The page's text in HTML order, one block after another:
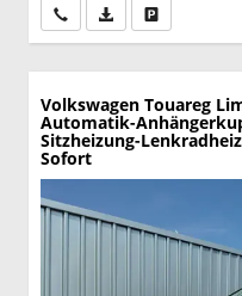
Wir rufen Sie an
PDF-Datei,
Volkswagen Touareg
Automatik-
Sitzheizung-
Sofort